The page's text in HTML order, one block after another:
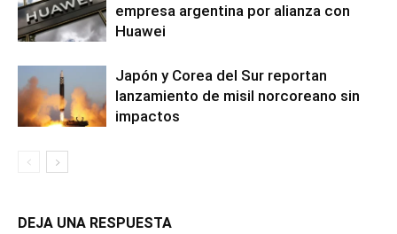
empresa argentina por alianza con
Huawei
Japón y Corea del Sur reportan
lanzamiento de misil norcoreano sin
impactos
DEJA UNA RESPUESTA